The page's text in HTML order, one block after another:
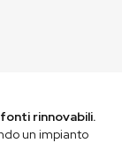
rinnovabili.
un impianto